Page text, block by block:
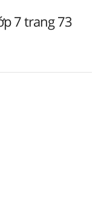
7 trang 73